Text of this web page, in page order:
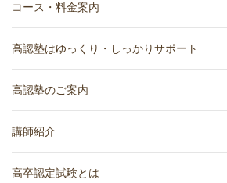
コース・料金案内
高認塾はゆっくり・しっかりサポート
高認塾のご案内
講師紹介
高卒認定試験とは